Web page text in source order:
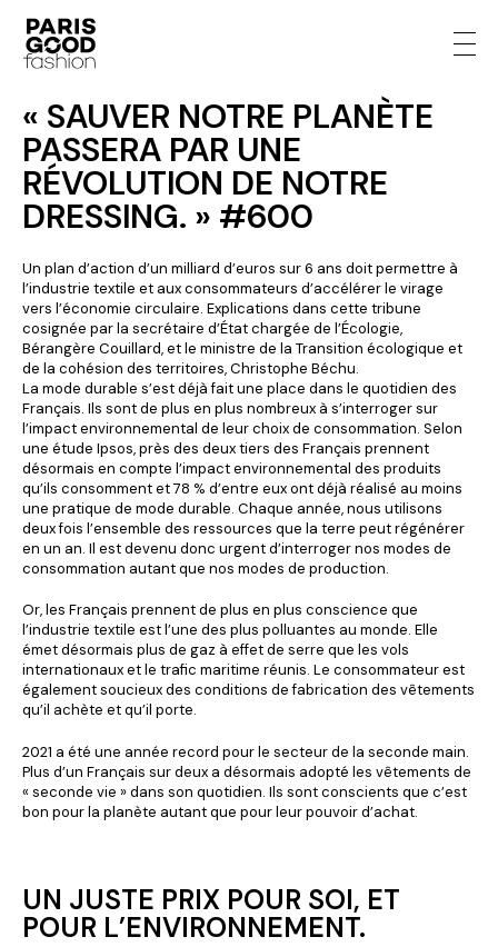
« SAUVER NOTRE PLANÈTE
PASSERA PAR UNE
RÉVOLUTION DE NOTRE
DRESSING. » #600
Un plan d’action d’un milliard d’euros sur 6 ans doit permettre à
l’industrie textile et aux consommateurs d’accélérer le virage
vers l’économie circulaire. Explications dans cette tribune
cosignée par la secrétaire d’État chargée de l’Écologie,
Bérangère Couillard, et le ministre de la Transition écologique et
de la cohésion des territoires, Christophe Béchu.
La mode durable s’est déjà fait une place dans le quotidien des
Français. Ils sont de plus en plus nombreux à s’interroger sur
l’impact environnemental de leur choix de consommation. Selon
une étude Ipsos, près des deux tiers des Français prennent
désormais en compte l’impact environnemental des produits
qu’ils consomment et 78 % d’entre eux ont déjà réalisé au moins
une pratique de mode durable. Chaque année, nous utilisons
deux fois l’ensemble des ressources que la terre peut régénérer
en un an. Il est devenu donc urgent d’interroger nos modes de
consommation autant que nos modes de production.
Or, les Français prennent de plus en plus conscience que
l’industrie textile est l’une des plus polluantes au monde. Elle
émet désormais plus de gaz à effet de serre que les vols
internationaux et le trafic maritime réunis. Le consommateur est
également soucieux des conditions de fabrication des vêtements
qu’il achète et qu’il porte.
2021 a été une année record pour le secteur de la seconde main.
Plus d’un Français sur deux a désormais adopté les vêtements de
« seconde vie » dans son quotidien. Ils sont conscients que c’est
bon pour la planète autant que pour leur pouvoir d’achat.
UN JUSTE PRIX POUR SOI, ET
POUR L’ENVIRONNEMENT.